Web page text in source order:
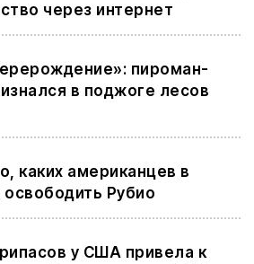
через интернет
пироман-
в поджоге лесов
каких американцев в
освободить Рубио
у США привела к